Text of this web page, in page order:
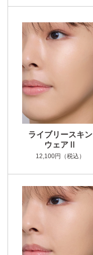
ライブリースキン
ウェアⅡ
12,100円（税込）